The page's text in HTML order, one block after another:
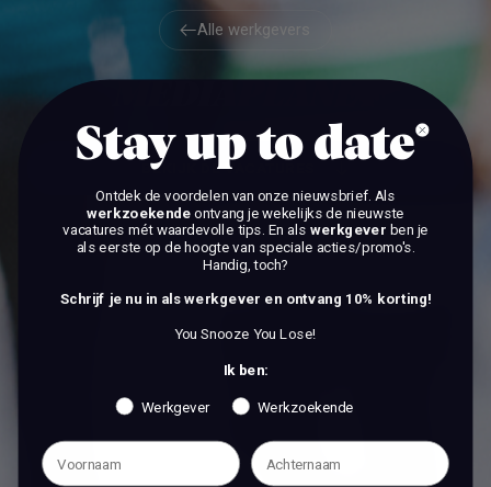
Alle werkgevers
Alle werkgevers
BEKIJK DE VACATURES
BEKIJK DE VACATURES
Stay up to date
Ontdek de voordelen van onze nieuwsbrief. Als
werkzoekendeontvang je wekelijks de nieuwste
vacatures mét waardevolle tips. En als werkgever ben je
als eerste op de hoogte van speciale acties/promo's.
Handig, toch?
Schrijf je nu in als werkgever en ontvang 10% korting!
You Snooze You Lose!
Ik ben:
Werkgever Werkzoekende